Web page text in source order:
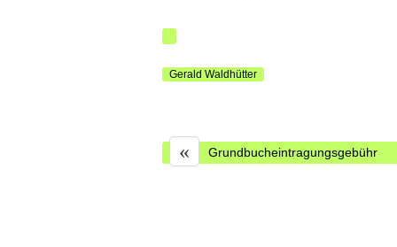
Gerald Waldhütter
« Grundbucheintragungsgebühr